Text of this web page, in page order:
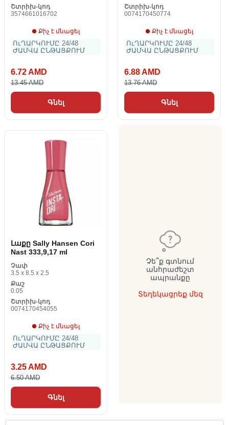
Շտրիխ-կոդ
3574661016702
Քիչ է մնացել
ՈւՂԱՐԿՈՒՄԸ 24/48
ԺԱՄՎԱ ԸՆԹԱՑՔՈՒՄ
6.72 AMD
13.45 AMD
Գնել
Շտրիխ-կոդ
0074170450774
Քիչ է մնացել
ՈւՂԱՐԿՈՒՄԸ 24/48
ԺԱՄՎԱ ԸՆԹԱՑՔՈՒՄ
6.88 AMD
13.76 AMD
Գնել
Լաքը Sally Hansen Cori
Nast 333,9,17 ml
Չափ
3.5 x 8.5 x 2.5
Քաշ
0.05
Շտրիխ-կոդ
0074170454055
Քիչ է մնացել
ՈւՂԱՐԿՈՒՄԸ 24/48
ԺԱՄՎԱ ԸՆԹԱՑՔՈՒՄ
3.25 AMD
6.50 AMD
Գնել
Չե՞ք գտնում
անհրաժեշտ
ապրանքը
Տեղեկացրեք մեզ